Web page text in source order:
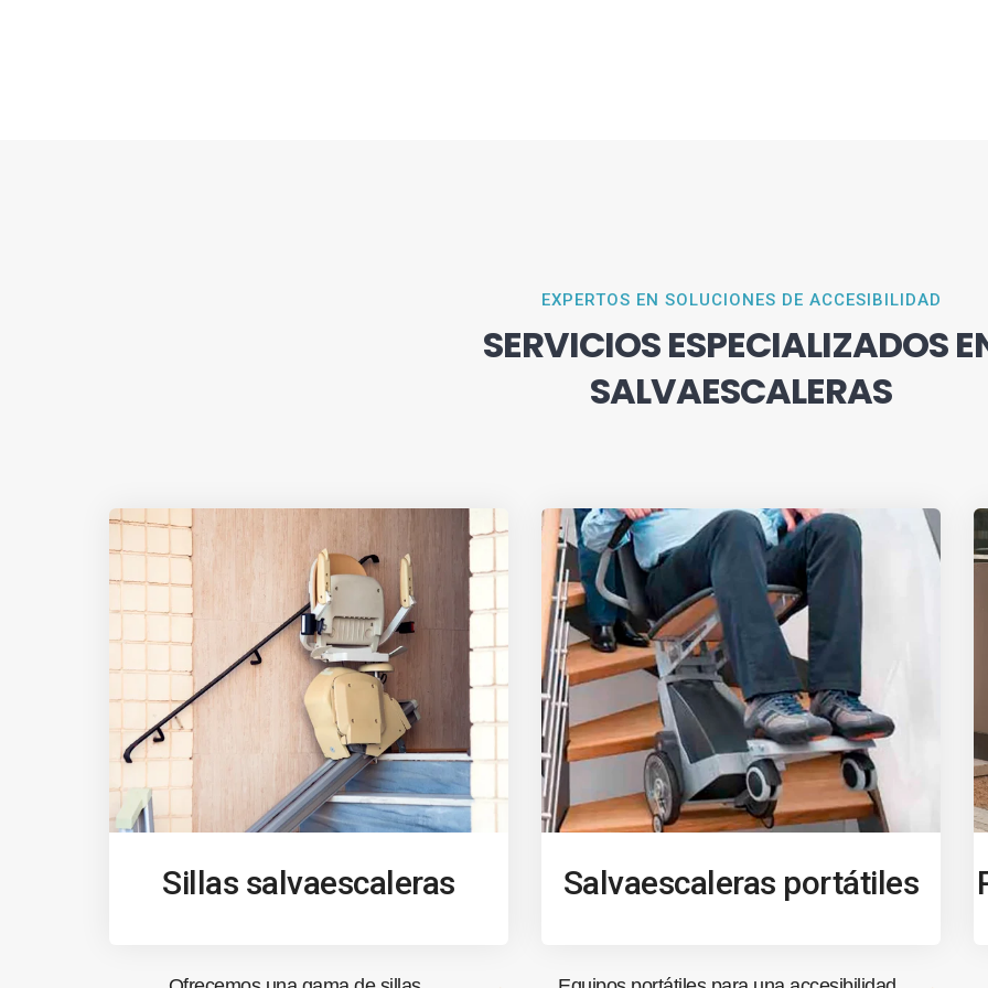
EXPERTOS EN SOLUCIONES DE ACCESIBILIDAD
SERVICIOS ESPECIALIZADOS
SALVAESCALERAS
Sillas salvaescaleras Salvaescaleras portátiles